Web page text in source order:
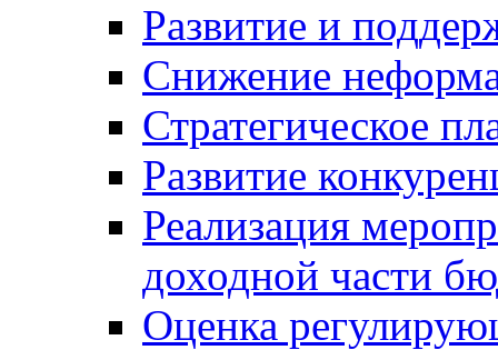
Развитие и
Снижение
Стратегическое
Развитие
Реализация
доходной части
Оценка